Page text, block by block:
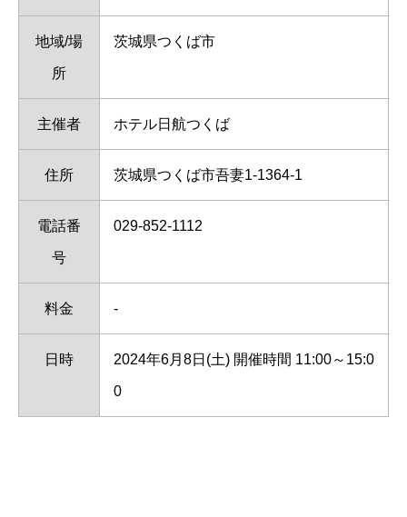
地域/場
所
茨城県つくば市
主催者 ホテル日航つくば
住所 茨城県つくば市吾妻1-1364-1
電話番
号
029-852-1112
料金 -
日時 2024年6月8日(土) 開催時間 11:00～15:0
0